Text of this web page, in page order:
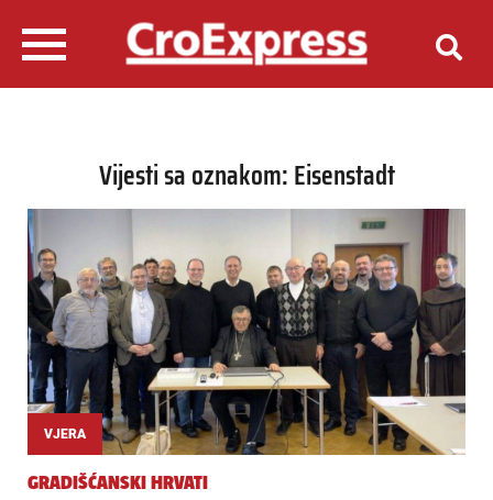
Vijesti sa oznakom: Eisenstadt
VJERA
GRADIŠĆANSKI HRVATI